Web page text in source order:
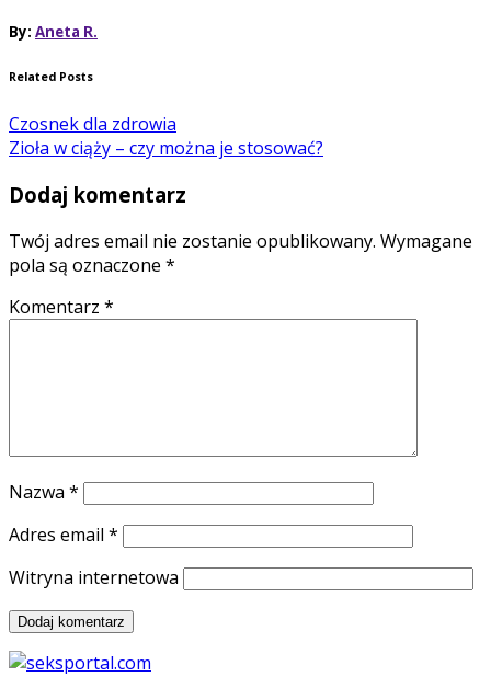
By: Aneta R.
Related Posts
Czosnek dla zdrowia
Zioła w ciąży – czy można je stosować?
Dodaj komentarz
Twój adres email nie zostanie opublikowany. Wymagane
pola są oznaczone *
Komentarz *
Nazwa *
Adres email *
Witryna internetowa